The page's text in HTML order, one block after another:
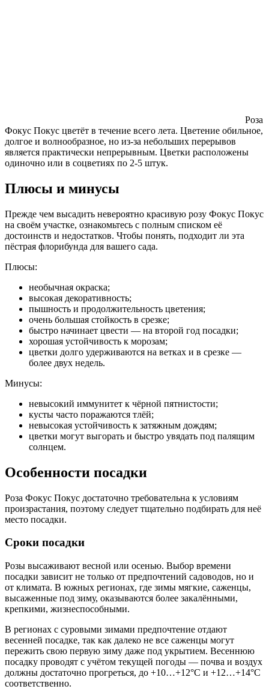
Роза
Фокус Покус цветёт в течение всего лета. Цветение обильное,
долгое и волнообразное, но из-за небольших перерывов
является практически непрерывным. Цветки расположены
одиночно или в соцветиях по 2-5 штук.
Плюсы и минусы
Прежде чем высадить невероятно красивую розу Фокус Покус
на своём участке, ознакомьтесь с полным списком её
достоинств и недостатков. Чтобы понять, подходит ли эта
пёстрая флорибунда для вашего сада.
Плюсы:
необычная окраска;
высокая декоративность;
пышность и продолжительность цветения;
очень большая стойкость в срезке;
быстро начинает цвести — на второй год посадки;
хорошая устойчивость к морозам;
цветки долго удерживаются на ветках и в срезке —
более двух недель.
Минусы:
невысокий иммунитет к чёрной пятнистости;
кусты часто поражаются тлёй;
невысокая устойчивость к затяжным дождям;
цветки могут выгорать и быстро увядать под палящим
солнцем.
Особенности посадки
Роза Фокус Покус достаточно требовательна к условиям
произрастания, поэтому следует тщательно подбирать для неё
место посадки.
Сроки посадки
Розы высаживают весной или осенью. Выбор времени
посадки зависит не только от предпочтений садоводов, но и
от климата. В южных регионах, где зимы мягкие, саженцы,
высаженные под зиму, оказываются более закалёнными,
крепкими, жизнеспособными.
В регионах с суровыми зимами предпочтение отдают
весенней посадке, так как далеко не все саженцы могут
пережить свою первую зиму даже под укрытием. Весеннюю
посадку проводят с учётом текущей погоды — почва и воздух
должны достаточно прогреться, до +10…+12°C и +12…+14°C
соответственно.